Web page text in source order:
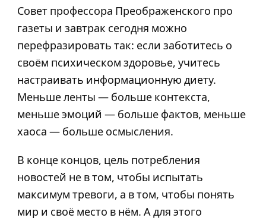
Совет профессора Преображенского про
газеты и завтрак сегодня можно
перефразировать так: если заботитесь о
своём психическом здоровье, учитесь
настраивать информационную диету.
Меньше ленты — больше контекста,
меньше эмоций — больше фактов, меньше
хаоса — больше осмысления.
В конце концов, цель потребления
новостей не в том, чтобы испытать
максимум тревоги, а в том, чтобы понять
мир и своё место в нём. А для этого